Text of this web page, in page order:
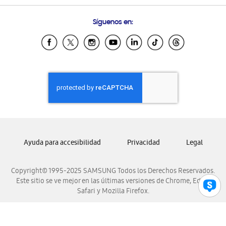
Samsung Ecuador
Samsung El Salvador
Samsung Honduras
Samsung Nicaragua
Samsung Panamá
Samsung Venezuela
Síguenos en:
Copyright© 1995-2025 SAMSUNG Todos los Derechos Reservados.
Este sitio se ve mejor en las últimas versiones de Chrome, Edge,
Safari y Mozilla Firefox.
Ayuda para accesibilidad Privacidad Legal